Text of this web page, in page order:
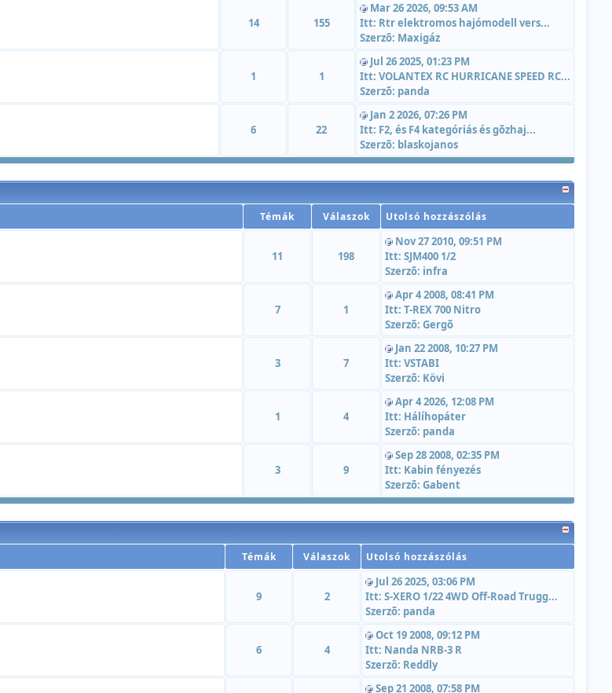
14 155
Mar 26 2026, 09:53 AM
Itt: Rtr elektromos hajómodell vers...
Szerzõ: Maxigáz
1 1
Jul 26 2025, 01:23 PM
Itt: VOLANTEX RC HURRICANE SPEED RC...
Szerzõ: panda
6 22
Jan 2 2026, 07:26 PM
Itt: F2, és F4 kategóriás és gõzhaj...
Szerzõ: blaskojanos
Témák Válaszok Utolsó hozzászólás
11 198
Nov 27 2010, 09:51 PM
Itt: SJM400 1/2
Szerzõ: infra
7 1
Apr 4 2008, 08:41 PM
Itt: T-REX 700 Nitro
Szerzõ: Gergõ
3 7
Jan 22 2008, 10:27 PM
Itt: VSTABI
Szerzõ: Kövi
1 4
Apr 4 2026, 12:08 PM
Itt: Hálíhopáter
Szerzõ: panda
3 9
Sep 28 2008, 02:35 PM
Itt: Kabin fényezés
Szerzõ: Gabent
Témák Válaszok Utolsó hozzászólás
9 2
Jul 26 2025, 03:06 PM
Itt: S-XERO 1/22 4WD Off-Road Trugg...
Szerzõ: panda
6 4
Oct 19 2008, 09:12 PM
Itt: Nanda NRB-3 R
Szerzõ: Reddly
Sep 21 2008, 07:58 PM